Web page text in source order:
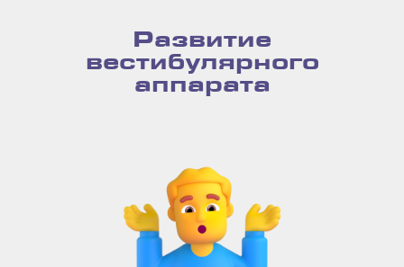
Развитие
вестибулярного
аппарата